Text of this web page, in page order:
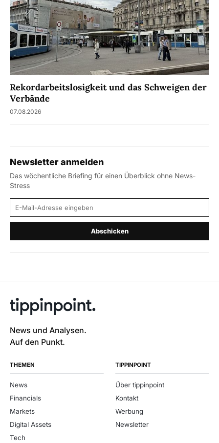
Rekordarbeitslosigkeit und das Schweigen der
Verbände
07.08.2026
Newsletter anmelden
Das wöchentliche Briefing für einen Überblick ohne News-
Stress
E-Mail-Adresse
Abschicken
News und Analysen.
Auf den Punkt.
THEMEN
News
Financials
Markets
Digital Assets
Tech
TIPPINPOINT
Über tippinpoint
Kontakt
Werbung
Newsletter